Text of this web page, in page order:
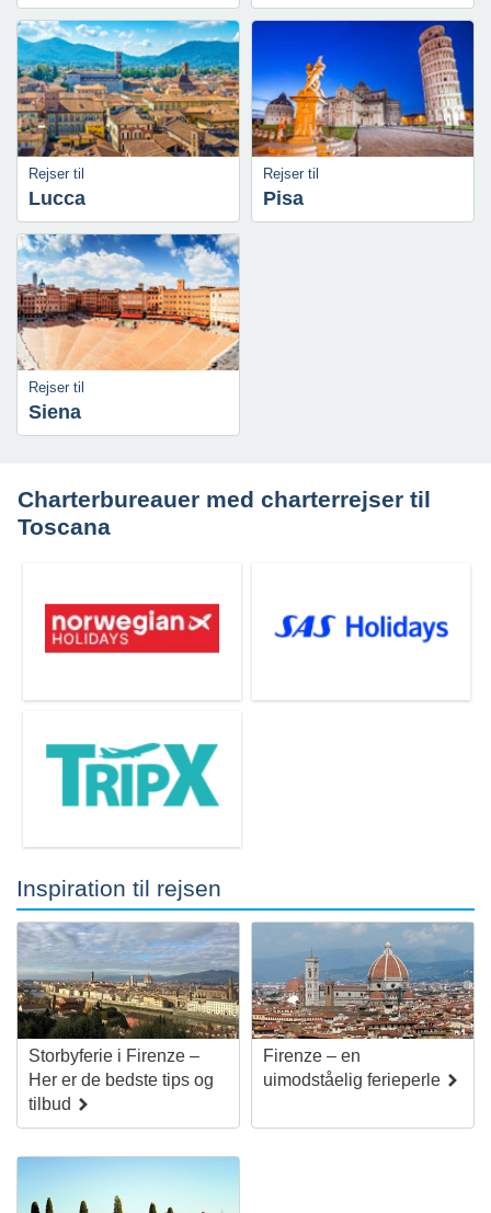
Rejser til
Lucca
Rejser til
Pisa
Rejser til
Siena
Charterbureauer med charterrejser til
Toscana
Inspiration til rejsen
Storbyferie i Firenze –
Her er de bedste tips og
tilbud
Firenze – en
uimodståelig ferieperle